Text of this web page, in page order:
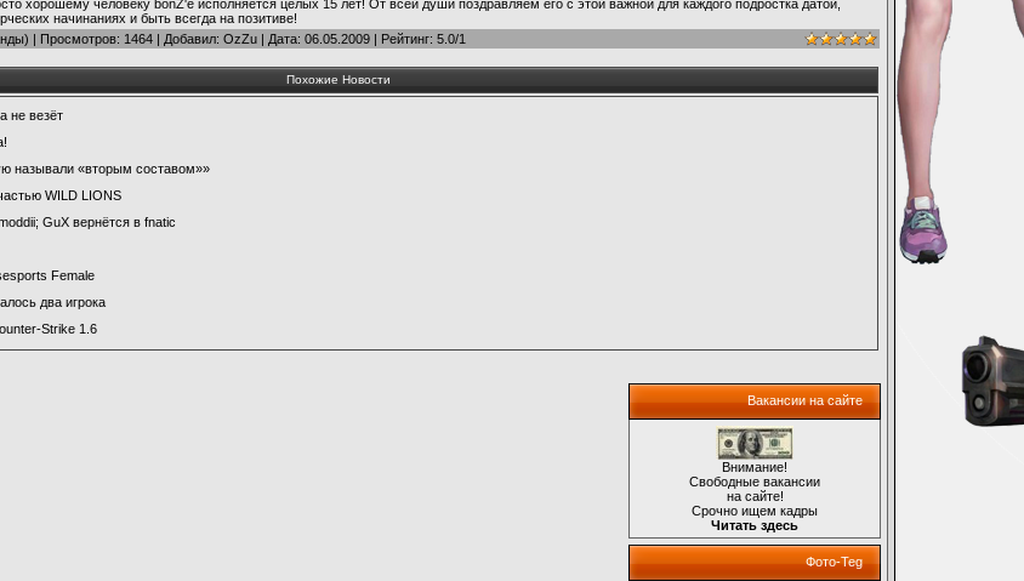
хорошему человеку bonZ'e исполняется целых 15 лет! От всей души поздравляем его с этой важной для каждого подростка датой,
начинаниях и быть всегда на позитиве!
| Просмотров: 1464 | Добавил: OzZu | Дата: 06.05.2009 | Рейтинг: 5.0/1
Похожие Новости
не везёт
называли «вторым составом»»
WILD LIONS
GuX вернётся в fnatic
Female
два игрока
Strike 1.6
Вакансии на сайте
Внимание!
Свободные вакансии
на сайте!
Срочно ищем кадры
Читать здесь
Фото-Teg